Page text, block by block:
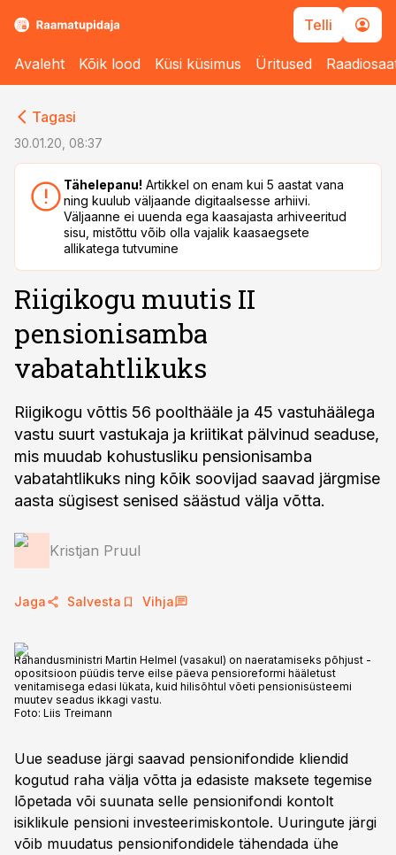
Telli
Avaleht Kõik lood Küsi küsimus Üritused
Tagasi
30.01.20, 08:37
Tähelepanu! Artikkel on enam kui 5 aastat vana
ning kuulub väljaande digitaalsesse arhiivi.
Väljaanne ei uuenda ega kaasajasta arhiveeritud
sisu, mistõttu võib olla vajalik kaasaegsete
allikatega tutvumine
Riigikogu muutis II
pensionisamba
vabatahtlikuks
Riigikogu võttis 56 poolthääle ja 45 vastuhäälega
vastu suurt vastukaja ja kriitikat pälvinud seaduse,
mis muudab kohustusliku pensionisamba
vabatahtlikuks ning kõik soovijad saavad järgmise
aasta sügisest senised säästud välja võtta.
Kristjan Pruul
Jaga Salvesta Vihja
Rahandusministri Martin Helmel (vasakul) on naeratamiseks põhjust -
opositsioon püüdis terve eilse päeva pensioreformi hääletust
venitamisega edasi lükata, kuid hilisõhtul võeti pensionisüsteemi
muutev seadus ikkagi vastu.
Foto: Liis Treimann
Uue seaduse järgi saavad pensionifondide kliendid
kogutud raha välja võtta ja edasiste maksete tegemise
lõpetada või suunata selle pensionifondi kontolt
isiklikule pensioni investeerimiskontole. Uuringute järgi
võib muudatus pensionifondidele tähendada ühe